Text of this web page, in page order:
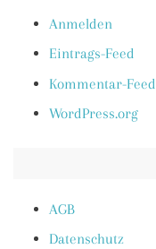
Anmelden
Eintrags-Feed
Kommentar-Feed
WordPress.org
AGB
Datenschutz